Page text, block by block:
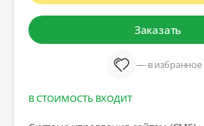
Заказать
— в избранное
В СТОИМОСТЬ ВХОДИТ